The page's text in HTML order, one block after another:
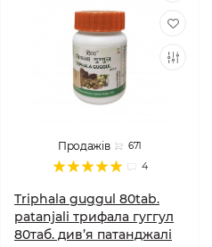
4
Продажів 671
Triphala guggul 80tab.
patanjali трифала гуггул
80таб. див’я патанджалі